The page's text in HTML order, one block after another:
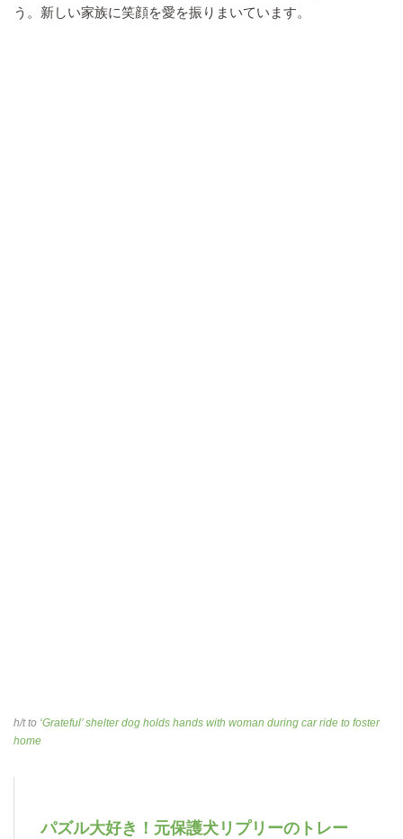
う。新しい家族に笑顔を愛を振りまいています。
h/t to ‘Grateful’ shelter dog holds hands with woman during car ride to foster
home
パズル大好き！元保護犬リプリーのトレー